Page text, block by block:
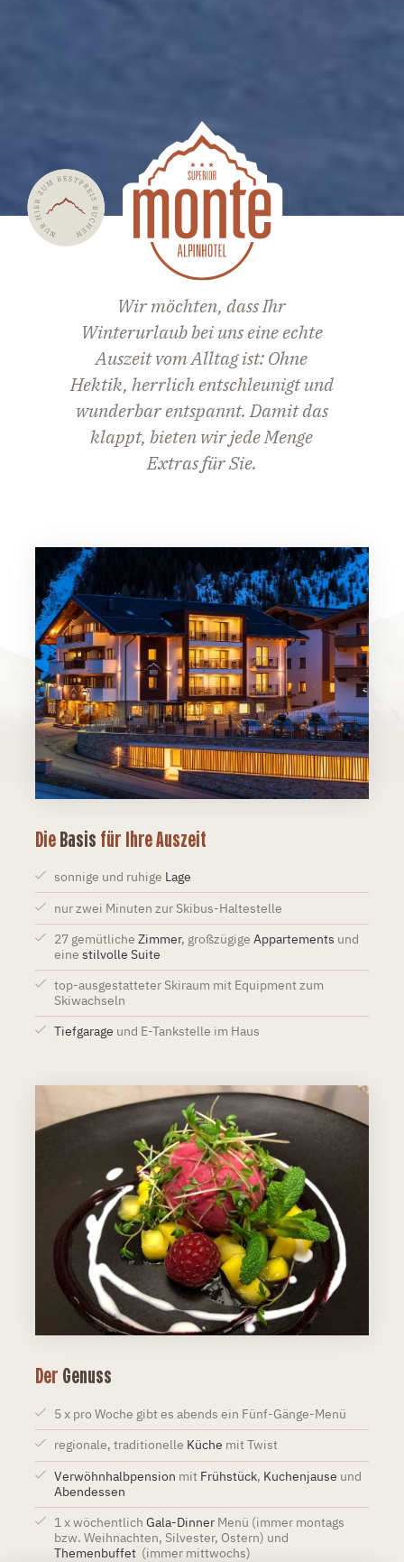
Wir möchten, dass Ihr
Winterurlaub bei uns eine echte
Auszeit vom Alltag ist: Ohne
Hektik, herrlich entschleunigt und
wunderbar entspannt. Damit das
klappt, bieten wir jede Menge
Extras für Sie.
DieBasisfür Ihre Auszeit
sonnige und ruhige Lage
nur zwei Minuten zur Skibus-Haltestelle
27 gemütliche Zimmer, großzügige Appartements und
eine stilvolle Suite
top-ausgestatteter Skiraum mit Equipment zum
Skiwachseln
Tiefgarage und E-Tankstelle im Haus
DerGenuss
5 x pro Woche gibt es abends ein Fünf-Gänge-Menü
regionale, traditionelle Küche mit Twist
Verwöhnhalbpension mit Frühstück, Kuchenjause und
Abendessen
1 x wöchentlich Gala-Dinner Menü (immer montags
bzw. Weihnachten, Silvester, Ostern) und
Themenbuffet (immer mittwochs)